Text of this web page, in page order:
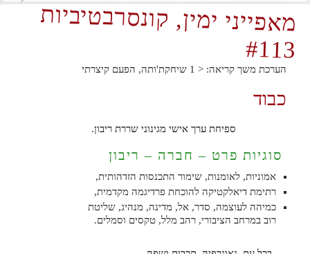
מאפייני ימין, קונסרבטיביות
#113
הערכת משך קריאה: < 1 שיחקת'ותה, הפעם קיצרתי
כבוד
ספיחת ערך אישי מגינוני שררת ריבון.
סוגיות פרט – חברה – ריבון
אמוניות, לאומנות, שימור התכנסות הזדהותית,
רתימת דיאלקטיקה להוכחת פרדיגמה מקדמית,
כמיהה לעוצמה, סדר, אל, מדינה, מנהיג, שליטת
רוב במרחב הציבורי, רהב מלל, טקסים וסמלים.